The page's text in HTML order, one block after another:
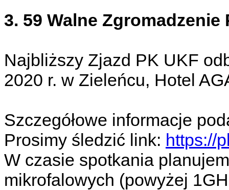
3. 59 Walne Zgromadzenie
Najbliższy Zjazd PK UKF
2020 r. w Zieleńcu, Hotel
Szczegółowe informacje
Prosimy śledzić link: https://
W czasie spotkania
mikrofalowych (powyżej